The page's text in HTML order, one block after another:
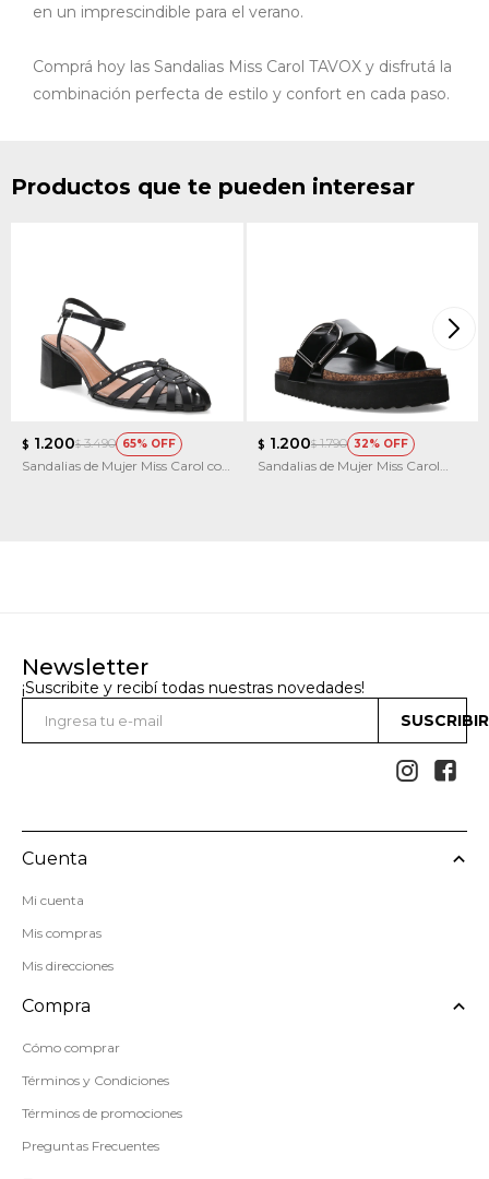
en un imprescindible para el verano.
Comprá hoy las Sandalias Miss Carol TAVOX y disfrutá la
combinación perfecta de estilo y confort en cada paso.
Productos que te pueden interesar
$ 1.200$ 3.490 65
Sandalias de Mujer Miss Carol con
$ 1.200$ 1.790 32
Sandalias de Mujer Miss Carol
Newsletter
¡Suscribite y recibí todas nuestras novedades!
 
Cuenta
Mi cuenta
Mis compras
Mis direcciones
Compra
Cómo comprar
Términos y Condiciones
Términos de promociones
Preguntas Frecuentes